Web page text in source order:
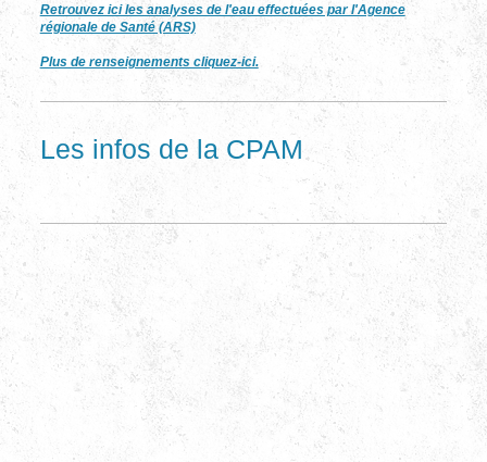
Retrouvez ici les analyses de l'eau effectuées par l'Agence
régionale de Santé (ARS)
Plus de renseignements cliquez-ici.
Les infos de la CPAM